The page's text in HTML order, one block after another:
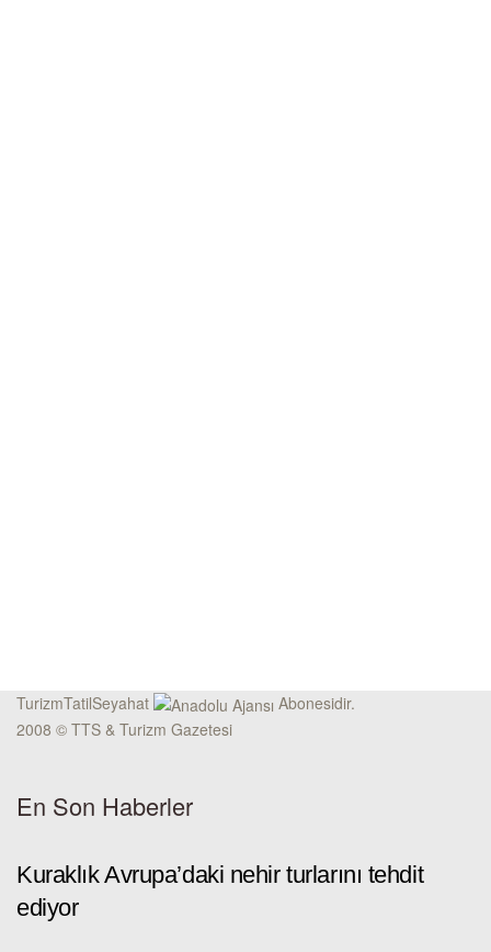
TurizmTatilSeyahat
Abonesidir.
2008 © TTS & Turizm Gazetesi
En Son Haberler
Kuraklık Avrupa’daki nehir turlarını tehdit
ediyor